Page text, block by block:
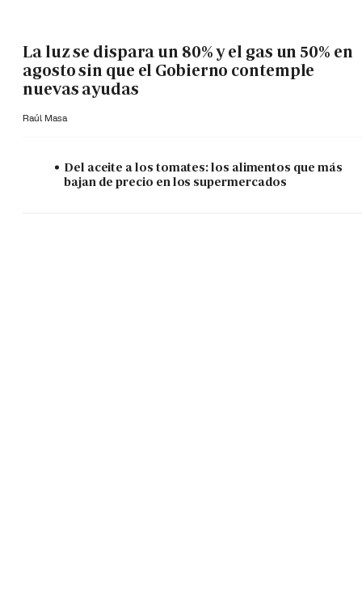
La luz se dispara un 80% y el gas un 50% en
agosto sin que el Gobierno contemple
nuevas ayudas
Raúl Masa
Del aceite a los tomates: los alimentos que más
bajan de precio en los supermercados